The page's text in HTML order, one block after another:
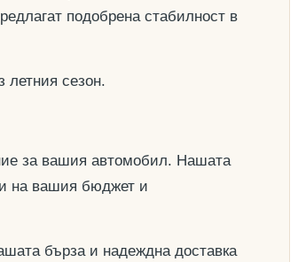
подобрена стабилност в
сезон.
за вашия автомобил. Нашата
на вашия бюджет и
бърза и надеждна доставка